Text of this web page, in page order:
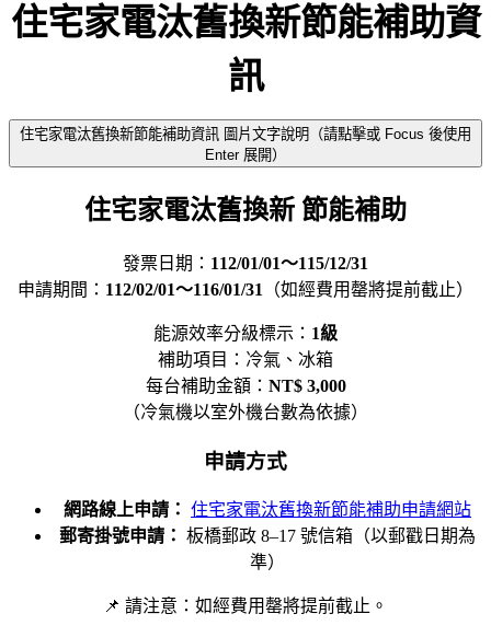
住宅家電汰舊換新節能補助資
訊
住宅家電汰舊換新節能補助資訊 圖片文字說明（請點擊或 Focus 後使用
Enter 展開）
住宅家電汰舊換新 節能補助
發票日期： 112/01/01～115/12/31
申請期間： 112/02/01～116/01/31 （如經費用罄將提前截止）
能源效率分級標示： 1級
補助項目：冷氣、冰箱
每台補助金額： NT$ 3,000
（冷氣機以室外機台數為依據）
申請方式
網路線上申請： 住宅家電汰舊換新節能補助申請網站
郵寄掛號申請： 板橋郵政 8–17 號信箱（以郵戳日期為
準）
📌 請注意：如經費用罄將提前截止。